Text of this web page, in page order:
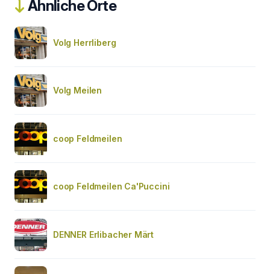
Ähnliche Orte
Volg Herrliberg
Volg Meilen
coop Feldmeilen
coop Feldmeilen Ca'Puccini
DENNER Erlibacher Märt